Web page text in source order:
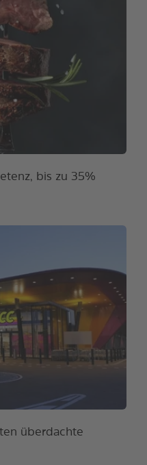
bis zu 35%
überdachte